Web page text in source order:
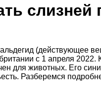
слизней
(действующее
с 1 апреля
для животных. Его
Разберемся